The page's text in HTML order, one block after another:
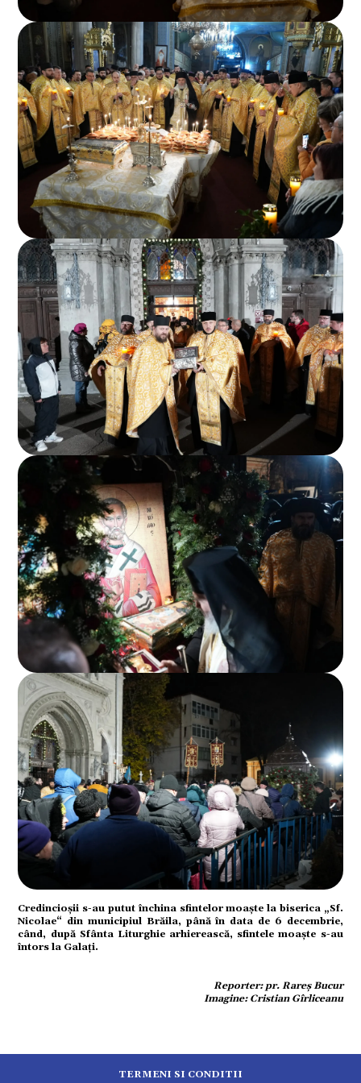
Credincioşii s-au putut închina sfintelor moaşte la biserica „Sf.
Nicolae“ din municipiul Brăila, până în data de 6 decembrie,
când, după Sfânta Liturghie arhierească, sfintele moaşte s-au
întors la Galaţi.
Reporter: pr. Rareș Bucur
Imagine: Cristian Gîrliceanu
TERMENI SI CONDITII